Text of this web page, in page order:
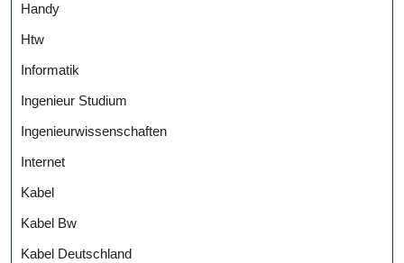
Handy
Htw
Informatik
Ingenieur Studium
Ingenieurwissenschaften
Internet
Kabel
Kabel Bw
Kabel Deutschland